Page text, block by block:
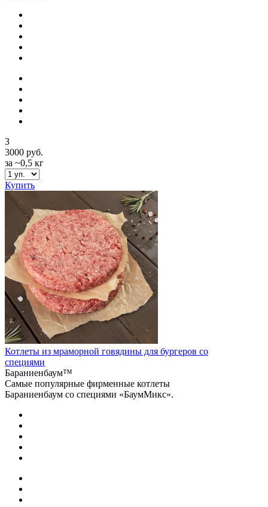
3
3000 руб.
за ~0,5 кг
Купить
Котлеты из мраморной говядины для бургеров со
специями
Бараниенбаум™
Самые популярные фирменные котлеты
Бараниенбаум со специями «БаумМикс».